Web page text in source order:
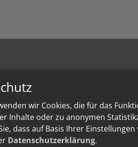
wir Cookies, die für das
Inhalte oder zu anonymen
dass auf Basis Ihrer
Datenschutzerklärung.